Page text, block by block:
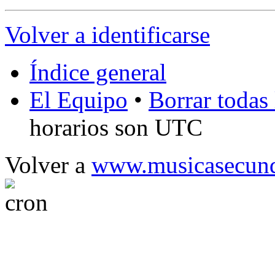
Volver a identificarse
Índice general
El Equipo • Borrar
horarios son UTC
Volver a